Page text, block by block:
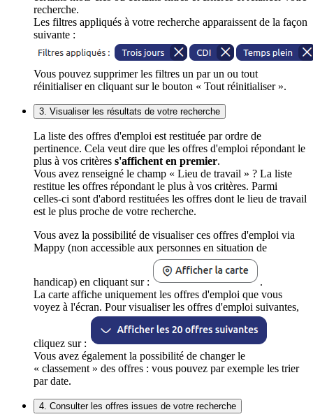
recherche.
Les filtres appliqués à votre recherche apparaissent de la façon
suivante :
Vous pouvez supprimer les filtres un par un ou tout
réinitialiser en cliquant sur le bouton « Tout réinitialiser ».
3. Visualiser les résultats de votre recherche
La liste des offres d'emploi est restituée par ordre de
pertinence. Cela veut dire que les offres d'emploi répondant le
plus à vos critères s'affichent en premier.
Vous avez renseigné le champ « Lieu de travail » ? La liste
restitue les offres répondant le plus à vos critères. Parmi
celles-ci sont d'abord restituées les offres dont le lieu de travail
est le plus proche de votre recherche.
Vous avez la possibilité de visualiser ces offres d'emploi via
Mappy (non accessible aux personnes en situation de
handicap) en cliquant sur :
.
La carte affiche uniquement les offres d'emploi que vous
voyez à l'écran. Pour visualiser les offres d'emploi suivantes,
cliquez sur :
Vous avez également la possibilité de changer le
« classement » des offres : vous pouvez par exemple les trier
par date.
4. Consulter les offres issues de votre recherche